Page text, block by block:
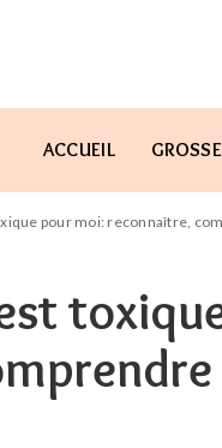
ACCUEIL
pour moi: reconnaître,